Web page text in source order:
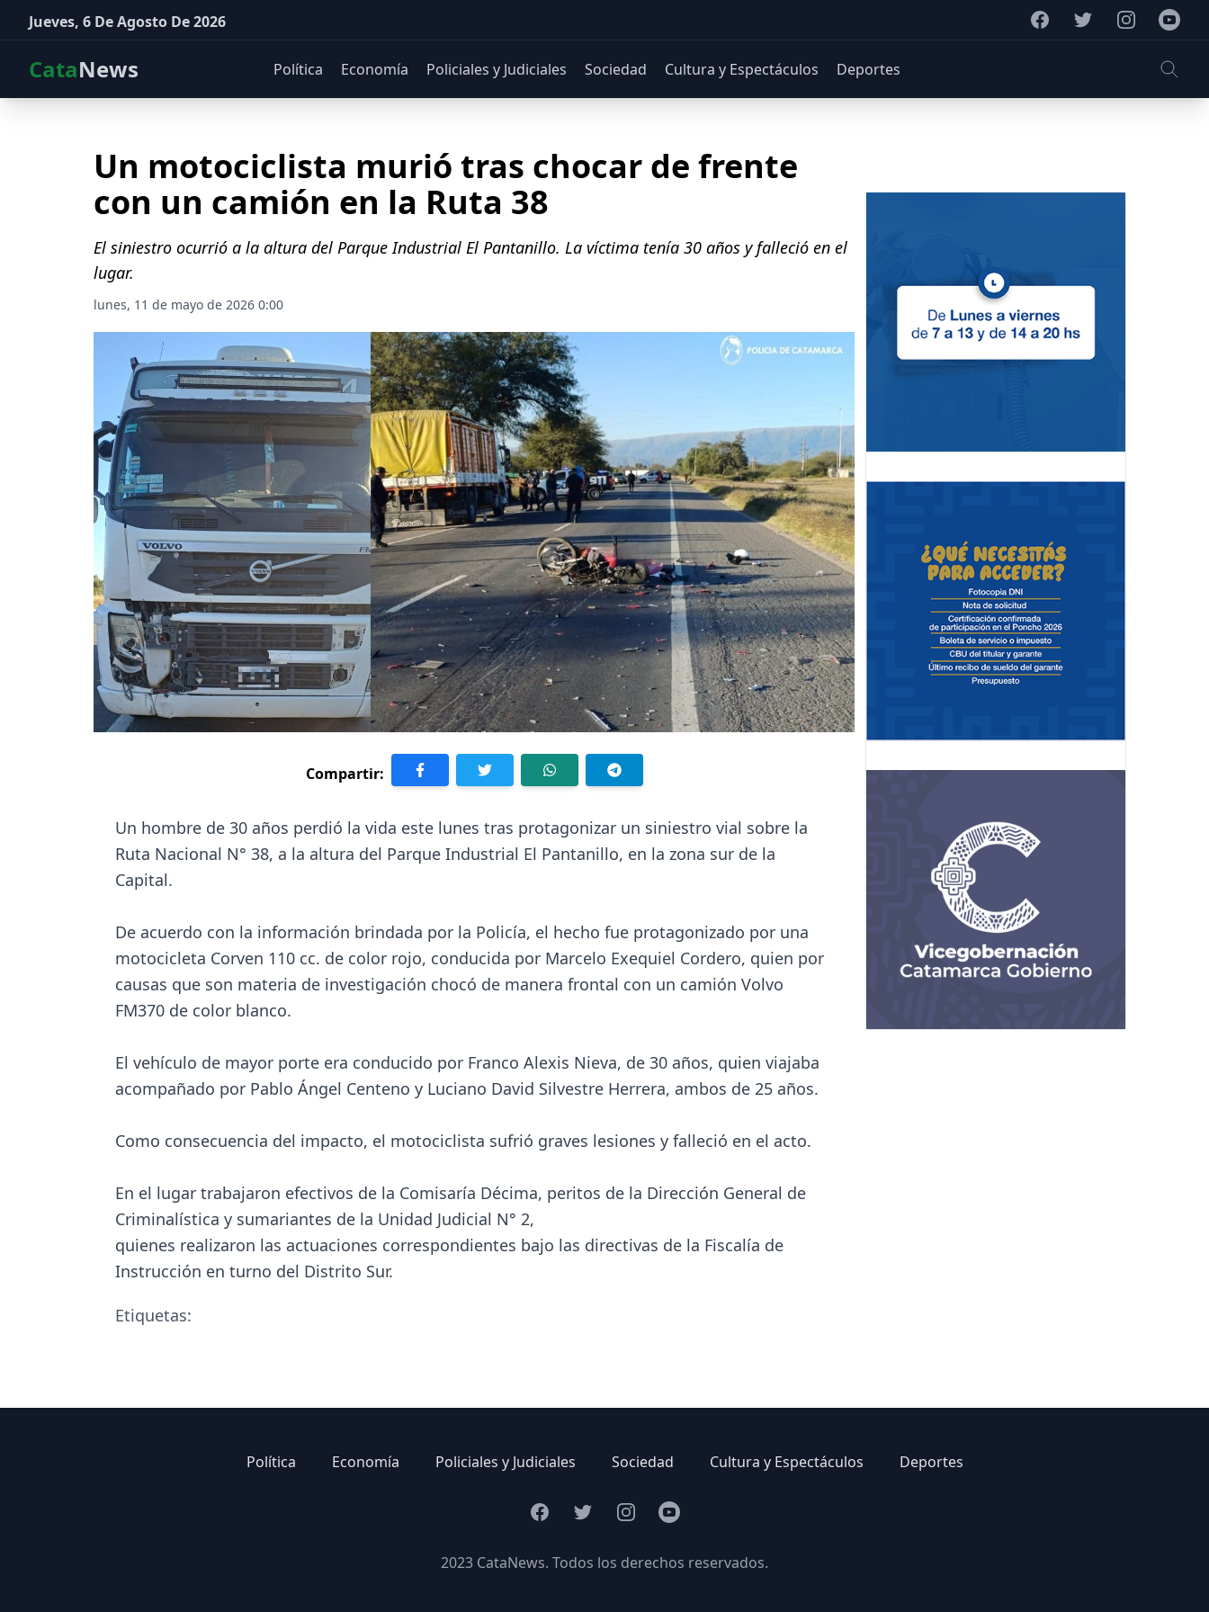
Jueves, 6 De Agosto De 2026 FacebookTwitterInstagram
CataNews Política Economía Policiales y Judiciales Sociedad Cultura y Espectáculos Deportes
Un motociclista murió tras chocar de frente
con un camión en la Ruta 38
El siniestro ocurrió a la altura del Parque Industrial El Pantanillo. La víctima tenía 30 años y falleció en el
lugar.
lunes, 11 de mayo de 2026 0:00
Compartir:
Un hombre de 30 años perdió la vida este lunes tras protagonizar un siniestro vial sobre la
Ruta Nacional N° 38, a la altura del Parque Industrial El Pantanillo, en la zona sur de la
Capital.
De acuerdo con la información brindada por la Policía, el hecho fue protagonizado por una
motocicleta Corven 110 cc. de color rojo, conducida por Marcelo Exequiel Cordero, quien por
causas que son materia de investigación chocó de manera frontal con un camión Volvo
FM370 de color blanco.
El vehículo de mayor porte era conducido por Franco Alexis Nieva, de 30 años, quien viajaba
acompañado por Pablo Ángel Centeno y Luciano David Silvestre Herrera, ambos de 25 años.
Como consecuencia del impacto, el motociclista sufrió graves lesiones y falleció en el acto.
En el lugar trabajaron efectivos de la Comisaría Décima, peritos de la Dirección General de
Criminalística y sumariantes de la Unidad Judicial N° 2,
quienes realizaron las actuaciones correspondientes bajo las directivas de la Fiscalía de
Instrucción en turno del Distrito Sur.
Etiquetas:
Política Economía Policiales y Judiciales Sociedad Cultura y Espectáculos Deportes
FacebookTwitterInstagramYoutube
2023 CataNews. Todos los derechos reservados.